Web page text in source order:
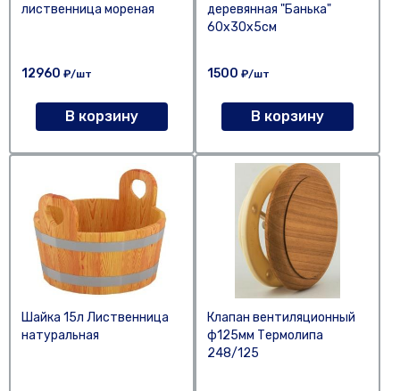
лиственница мореная
12960 ₽/шт
В корзину
деревянная "Банька"
60х30х5см
1500 ₽/шт
В корзину
Шайка 15л Лиственница
натуральная
Клапан вентиляционный
ф125мм Термолипа
248/125